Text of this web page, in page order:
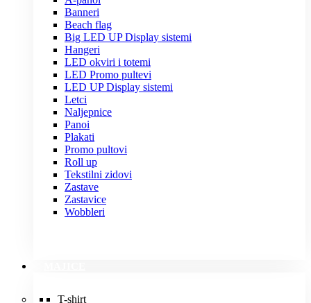
Banneri
Beach flag
Big LED UP Display sistemi
Hangeri
LED okviri i totemi
LED Promo pultevi
LED UP Display sistemi
Letci
Naljepnice
Panoi
Plakati
Promo pultovi
Roll up
Tekstilni zidovi
Zastave
Zastavice
Wobbleri
T-shirt